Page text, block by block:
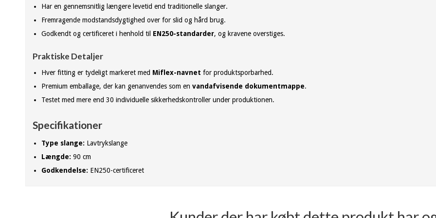
Har en gennemsnitlig længere levetid end traditionelle slanger.
Fremragende modstandsdygtighed over for slid og hård brug.
Godkendt og certificeret i henhold til EN250-standarder, og kravene overstiges.
Praktiske Detaljer
Hver fitting er tydeligt markeret med Miflex-navnet for produktsporbarhed.
Premium emballage, der kan genanvendes som en vandafvisende dokumentmappe.
Testet med mere end 30 individuelle sikkerhedskontroller under produktionen.
Specifikationer
Type slange: Lavtrykslange
Længde: 90 cm
Godkendelse: EN250-certificeret